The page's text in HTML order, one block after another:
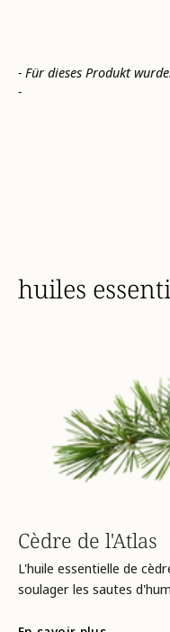
- Für dieses Produkt
-
New content loaded
huiles
Cèdre de l'Atlas
L'huile essentielle de
soulager les sautes